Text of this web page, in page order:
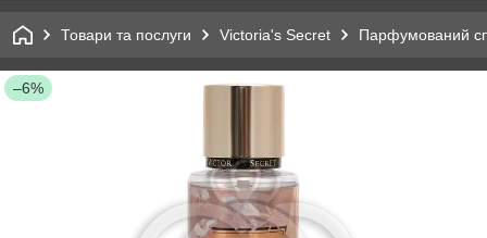
Товари та послуги Victoria's Secret Парфумований
–6%